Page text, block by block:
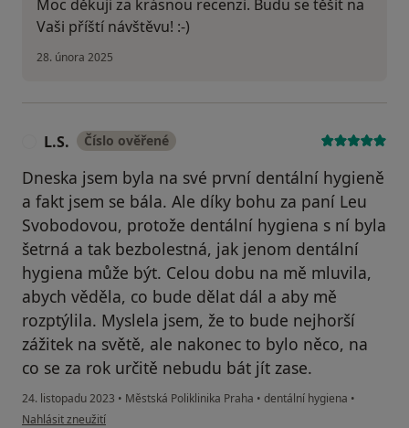
Moc děkuji za krásnou recenzi. Budu se těšit na
Vaši příští návštěvu! :-)
28. února 2025
L.S. Číslo ověřené
Dneska jsem byla na své první dentální hygieně
a fakt jsem se bála. Ale díky bohu za paní Leu
Svobodovou, protože dentální hygiena s ní byla
šetrná a tak bezbolestná, jak jenom dentální
hygiena může být. Celou dobu na mě mluvila,
abych věděla, co bude dělat dál a aby mě
rozptýlila. Myslela jsem, že to bude nejhorší
zážitek na světě, ale nakonec to bylo něco, na
co se za rok určitě nebudu bát jít zase.
24. listopadu 2023 • Městská Poliklinika Praha • dentální hygiena •
podle názoru uživatele L.S.
Nahlásit zneužití